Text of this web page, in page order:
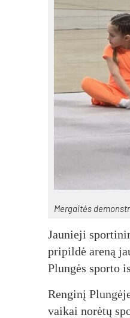
Mer­gai­tės
Jau­nie­ji
pri­pil­dė are­ną
Plun­gės spor­to
Ren­gi­nį
vai­kai no­rė­tų